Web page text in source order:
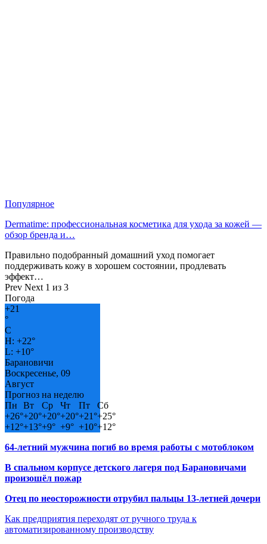
Популярное
Dermatime: профессиональная косметика для ухода за кожей —
обзор бренда и…
Правильно подобранный домашний уход помогает
поддерживать кожу в хорошем состоянии, продлевать
эффект…
Prev Next 1 из 3
Погода
+21
°
C
H: +22°
L: +10°
Барановичи
Воскресенье, 09
Август
Прогноз на неделю
Пн
Вт Ср Чт Пт
Сб
+26°+20°+20°+20°+21°+25°
+12°+13°+9° +9° +10°+12°
64-летний мужчина погиб во время работы с мотоблоком
В спальном корпусе детского лагеря под Барановичами
произошёл пожар
Отец по неосторожности отрубил пальцы 13-летней дочери
Как предприятия переходят от ручного труда к
автоматизированному производству